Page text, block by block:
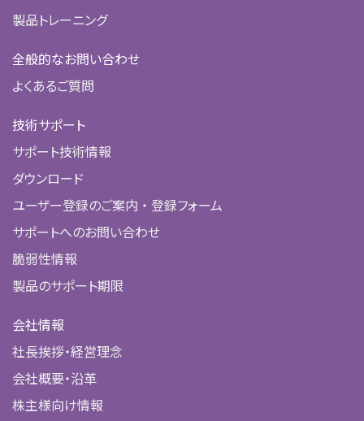
製品トレーニング
全般的なお問い合わせ
よくあるご質問
技術サポート
サポート技術情報
ダウンロード
ユーザー登録のご案内 ・ 登録フォーム
サポートへのお問い合わせ
脆弱性情報
製品のサポート期限
会社情報
社長挨拶・経営理念
会社概要・沿革
株主様向け情報